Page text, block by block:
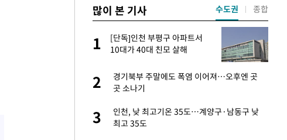
많이 본 기사
1
[단독]인천 부평구 아파트서
10대가 40대 친모 살해
2
경기북부 주말에도 폭염 이어져…오후엔 곳
곳 소나기
3
인천, 낮 최고기온 35도…계양구·남동구 낮
최고 35도
수도권 종합